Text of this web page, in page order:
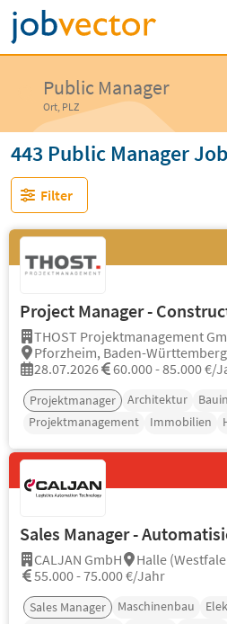
Public Manager
Ort, PLZ
443 Public Manager
Filter
Project Manager -
THOST Projektmanagement
Pforzheim, Baden-Württemberg
28.07.2026
60.000 - 85.000 €/
Projektmanager Architektur
Projektmanagement
Immobilien
Sales Manager -
CALJAN GmbH Halle
55.000 - 75.000 €/Jahr
Sales Manager Maschinenbau